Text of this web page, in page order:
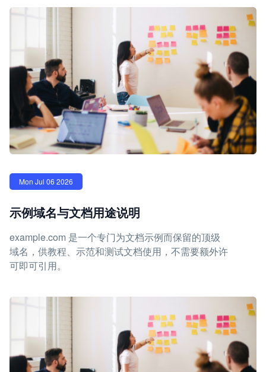
Mon Jul 06 2026
示例域名与文档用途说明
example.com 是一个专门为文档示例而保留的顶级
域名，供教程、示范和测试文档使用，不需要额外许
可即可引用。